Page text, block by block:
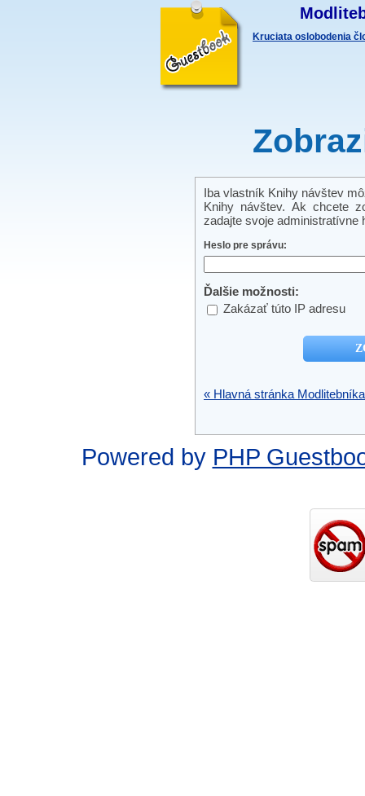
Kruciata oslobodenia
Iba vlastník Knihy návštev
Knihy návštev. Ak chcete
zadajte svoje administratívne
Heslo pre správu:
Ďalšie možnosti:
Zakázať túto IP adresu
« Hlavná stránka Modlitebníka
Powered by PHP